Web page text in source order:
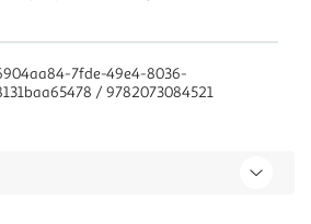
7fde-49e4-8036-
/ 9782073084521